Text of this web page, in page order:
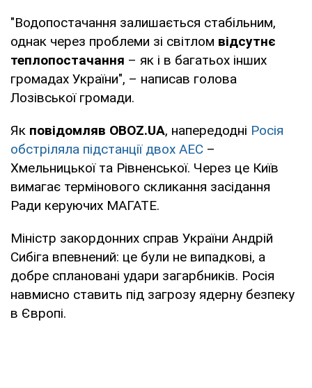
"Водопостачання залишається стабільним,
однак через проблеми зі світлом відсутнє
теплопостачання – як і в багатьох інших
громадах України", – написав голова
Лозівської громади.
Як повідомляв OBOZ.UA, напередодні Росія
обстріляла підстанції двох АЕС –
Хмельницької та Рівненської. Через це Київ
вимагає термінового скликання засідання
Ради керуючих МАГАТЕ.
Міністр закордонних справ України Андрій
Сибіга впевнений: це були не випадкові, а
добре сплановані удари загарбників. Росія
навмисно ставить під загрозу ядерну безпеку
в Європі.